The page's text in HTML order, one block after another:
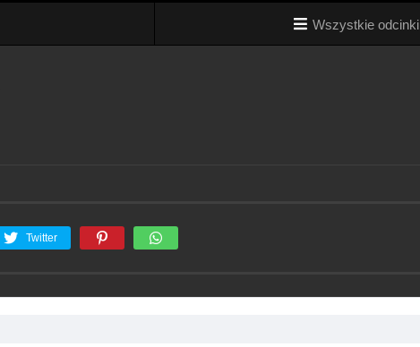
Wszystkie odcinki
Twitter